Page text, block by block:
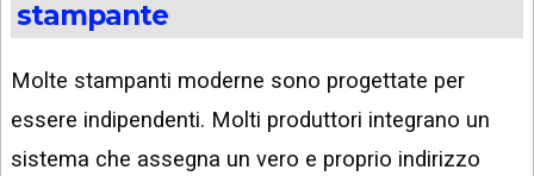
stampante
Molte stampanti moderne sono progettate per
essere indipendenti. Molti produttori integrano un
sistema che assegna un vero e proprio indirizzo